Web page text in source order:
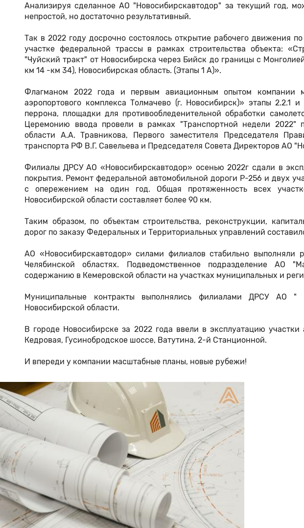
Анализируя сделанное АО "Новосибирскавтодор" за текущий год,
непростой, но достаточно результативный.
Так в 2022 году досрочно состоялось открытие рабочего движения
участке федеральной трассы в рамках строительства объекта:
"Чуйский тракт" от Новосибирска через Бийск до границы с
км 14 -км 34), Новосибирская область. (Этапы 1 А)».
Флагманом 2022 года и первым авиационным опытом компании
аэропортового комплекса Толмачево (г. Новосибирск)» этапы 2.2.1
перрона, площадки для противообледенительной обработки
Церемонию ввода провели в рамках "Транспортной недели 2022"
области А.А. Травникова, Первого заместителя Председателя
транспорта РФ В.Г. Савельева и Председателя Совета Директоров АО
Филиалы ДРСУ АО «Новосибирскавтодор» осенью 2022г сдали в
покрытия. Ремонт федеральной автомобильной дороги Р-256 и двух
с опережением на один год. Общая протяженность всех
Новосибирской области составляет более 90 км.
Таким образом, по объектам строительства, реконструкции,
дорог по заказу Федеральных и Территориальных управлений
АО «Новосибирскавтодор» силами филиалов стабильно
Челябинской областях. Подведомственное подразделение АО
содержанию в Кемеровской области на участках муниципальных и
Муниципальные контракты выполнялись филиалами ДРСУ АО "
Новосибирской области.
В городе Новосибирске за 2022 года ввели в эксплуатацию участки
Кедровая, Гусинобродское шоссе, Ватутина, 2-й Станционной.
И впереди у компании масштабные планы, новые рубежи!